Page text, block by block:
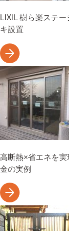
LIXIL 樹ら楽ステ
キ設置
高断熱×省エネを
金の実例